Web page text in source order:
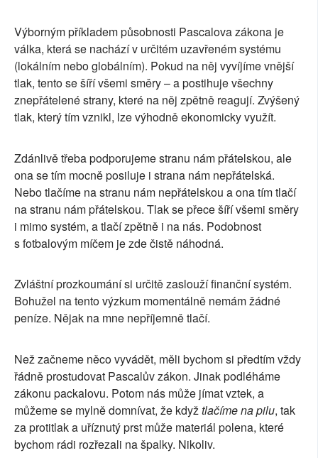
Výborným příkladem působnosti Pascalova zákona je
válka, která se nachází v určitém uzavřeném systému
(lokálním nebo globálním). Pokud na něj vyvíjíme vnější
tlak, tento se šíří všemi směry – a postihuje všechny
znepřátelené strany, které na něj zpětně reagují. Zvýšený
tlak, který tím vznikl, lze výhodně ekonomicky využít.
Zdánlivě třeba podporujeme stranu nám přátelskou, ale
ona se tím mocně posiluje i strana nám nepřátelská.
Nebo tlačíme na stranu nám nepřátelskou a ona tím tlačí
na stranu nám přátelskou. Tlak se přece šíří všemi směry
i mimo systém, a tlačí zpětně i na nás. Podobnost
s fotbalovým míčem je zde čistě náhodná.
Zvláštní prozkoumání si určitě zaslouží finanční systém.
Bohužel na tento výzkum momentálně nemám žádné
peníze. Nějak na mne nepříjemně tlačí.
Než začneme něco vyvádět, měli bychom si předtím vždy
řádně prostudovat Pascalův zákon. Jinak podléháme
zákonu packalovu. Potom nás může jímat vztek, a
můžeme se mylně domnívat, že kdyžtlačíme na pilu, tak
za protitlak a uříznutý prst může materiál polena, které
bychom rádi rozřezali na špalky. Nikoliv.